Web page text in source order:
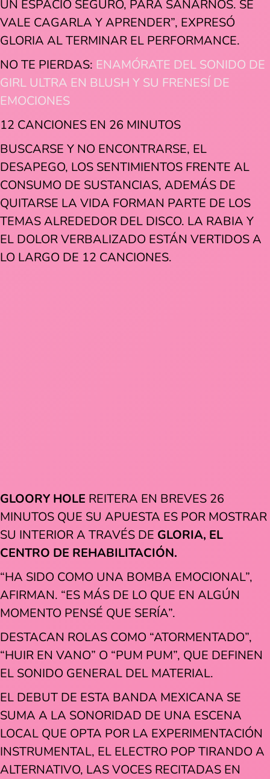
UN ESPACIO SEGURO, PARA SANARNOS. SE
VALE CAGARLA Y APRENDER”, EXPRESÓ
GLORIA AL TERMINAR EL PERFORMANCE.
NO TE PIERDAS: ENAMÓRATE DEL SONIDO DE
GIRL ULTRA EN BLUSH Y SU FRENESÍ DE
EMOCIONES
12 CANCIONES EN 26 MINUTOS
BUSCARSE Y NO ENCONTRARSE, EL
DESAPEGO, LOS SENTIMIENTOS FRENTE AL
CONSUMO DE SUSTANCIAS, ADEMÁS DE
QUITARSE LA VIDA FORMAN PARTE DE LOS
TEMAS ALREDEDOR DEL DISCO. LA RABIA Y
EL DOLOR VERBALIZADO ESTÁN VERTIDOS A
LO LARGO DE 12 CANCIONES.
GLOORY HOLE REITERA EN BREVES 26
MINUTOS QUE SU APUESTA ES POR MOSTRAR
SU INTERIOR A TRAVÉS DE GLORIA, EL
CENTRO DE REHABILITACIÓN.
“HA SIDO COMO UNA BOMBA EMOCIONAL”,
AFIRMAN. “ES MÁS DE LO QUE EN ALGÚN
MOMENTO PENSÉ QUE SERÍA”.
DESTACAN ROLAS COMO “ATORMENTADO”,
“HUIR EN VANO” O “PUM PUM”, QUE DEFINEN
EL SONIDO GENERAL DEL MATERIAL.
EL DEBUT DE ESTA BANDA MEXICANA SE
SUMA A LA SONORIDAD DE UNA ESCENA
LOCAL QUE OPTA POR LA EXPERIMENTACIÓN
INSTRUMENTAL, EL ELECTRO POP TIRANDO A
ALTERNATIVO, LAS VOCES RECITADAS EN